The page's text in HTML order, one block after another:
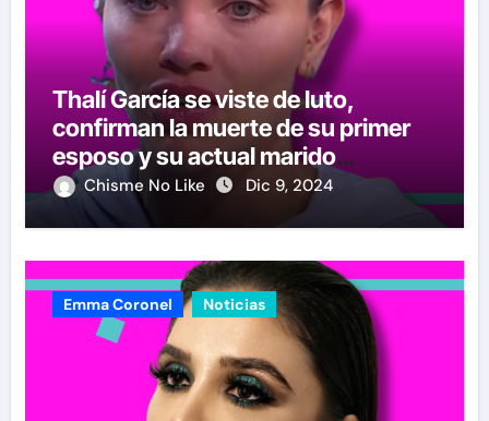
Thalí García se viste de luto,
confirman la muerte de su primer
esposo y su actual marido
reacciona a la noticia
Chisme No Like Dic 9, 2024
Emma Coronel Noticias